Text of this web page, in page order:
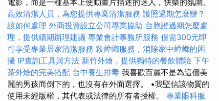
高效清潔人員，為您提供專業清潔服務 護照過期怎麼辦？
該如何處理 外商投資設立公司專業協助 台胞證過期怎麼處
理，提供續期辦理建議 專業會計事務所服務 僅需300元即
可享受專業居家清潔服務 殺蟑螂服務，消除家中蟑螂的困
擾 IP查詢工具與方法 新竹外燴，提供獨特的餐飲體驗 下午
茶外燴的完美搭配 台中養生排毒 我喜歡百麗不是為這個美
麗的男孩而倒下的，也沒有在外面選擇。 •我堅信該物質的
使用未經版權，其代表或法律的所有者授權。 專業眼科服